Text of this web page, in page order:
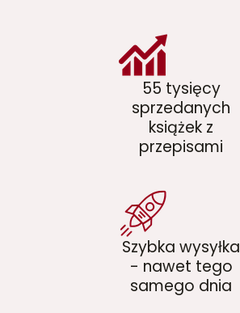
55 tysięcy
sprzedanych
książek z
przepisami
Szybka wysyłka
- nawet tego
samego dnia